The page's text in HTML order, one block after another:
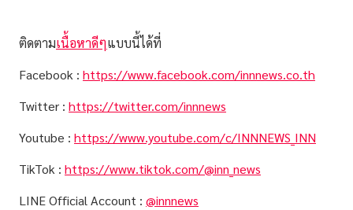
ติดตามเนื้อหาดีๆแบบนี้ได้ที่
Facebook : https://www.facebook.com/innnews.co.th
Twitter : https://twitter.com/innnews
Youtube : https://www.youtube.com/c/INNNEWS_INN
TikTok : https://www.tiktok.com/@inn_news
LINE Official Account : @innnews